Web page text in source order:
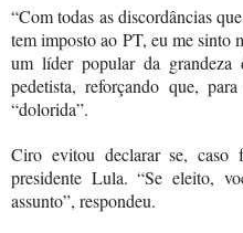
“Com todas as discordâncias
tem imposto ao PT, eu me sinto
um líder popular da
pedetista, reforçando que,
“dolorida”.
Ciro evitou declarar se, caso
presidente Lula. “Se eleito,
assunto”, respondeu.